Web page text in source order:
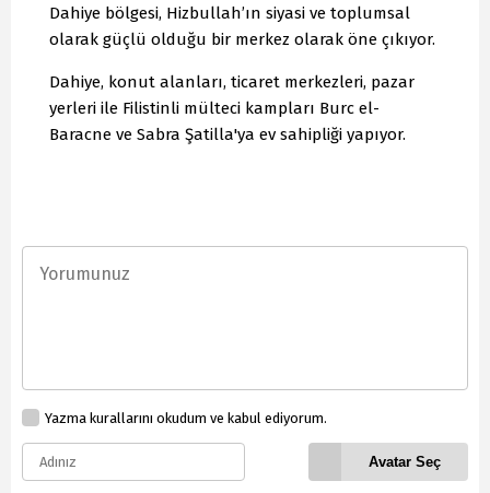
Dahiye bölgesi, Hizbullah’ın siyasi ve toplumsal
olarak güçlü olduğu bir merkez olarak öne çıkıyor.
Dahiye, konut alanları, ticaret merkezleri, pazar
yerleri ile Filistinli mülteci kampları Burc el-
Baracne ve Sabra Şatilla'ya ev sahipliği yapıyor.
Yazma kurallarını okudum ve kabul ediyorum.
Avatar Seç